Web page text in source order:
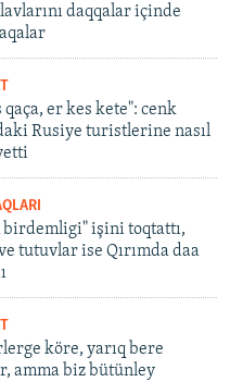
daqqalar içinde
qaça, er kes kete": cenk
Rusiye turistlerine nasıl
birdemligi" işini toqtattı,
tutuvlar ise Qırımda daa
köre, yarıq bere
amma biz bütünley